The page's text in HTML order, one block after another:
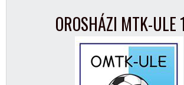
OROSHÁZI MTK-ULE